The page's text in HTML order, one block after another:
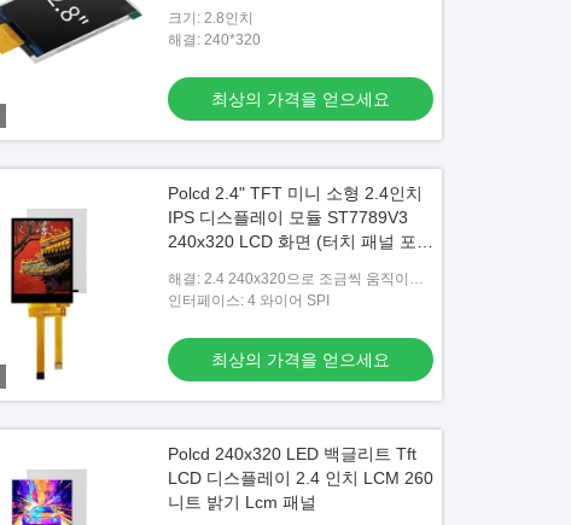
크기: 2.8인치
해결: 240*320
최상의 가격을 얻으세요
Polcd 2.4" TFT 미니 소형 2.4인치
IPS 디스플레이 모듈 ST7789V3
240x320 LCD 화면 (터치 패널 포
해결: 2.4 240x320으로 조금씩 움직이세
요
인터페이스: 4 와이어 SPI
최상의 가격을 얻으세요
Polcd 240x320 LED 백글리트 Tft
LCD 디스플레이 2.4 인치 LCM 260
니트 밝기 Lcm 패널